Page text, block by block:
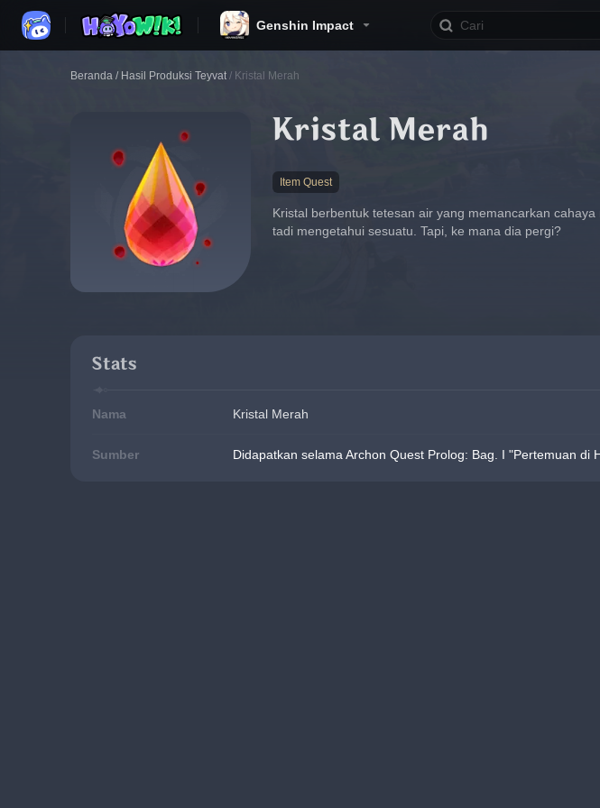
Genshin Impact
Beranda / Hasil Produksi Teyvat / Kristal Merah
Kristal Merah
Item Quest
Kristal berbentuk tetesan air yang memancarkan
tadi mengetahui sesuatu. Tapi, ke mana dia pergi?
Stats
Nama Kristal Merah
Sumber Didapatkan selama Archon Quest Prolog: Bag. I "Pertemuan di